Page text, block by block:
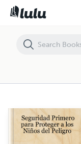
Seguridad Primero para